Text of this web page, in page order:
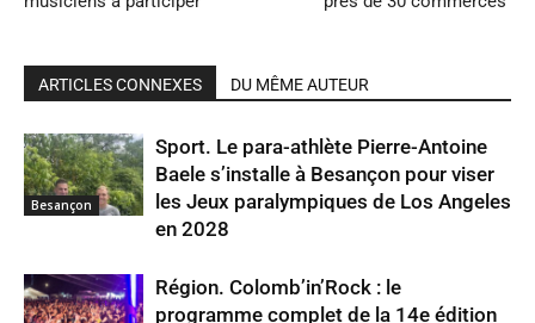
ARTICLES CONNEXES DU MÊME AUTEUR
Besançon
Sport. Le para-athlète Pierre-Antoine
Baele s’installe à Besançon pour viser
les Jeux paralympiques de Los Angeles
en 2028
Région. Colomb’in’Rock : le
programme complet de la 14e édition